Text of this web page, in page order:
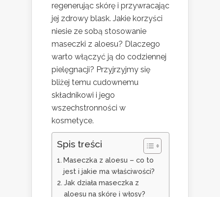
regenerując skórę i przywracając
jej zdrowy blask. Jakie korzyści
niesie ze sobą stosowanie
maseczki z aloesu? Dlaczego
warto włączyć ją do codziennej
pielęgnacji? Przyjrzyjmy się
bliżej temu cudownemu
składnikowi i jego
wszechstronności w
kosmetyce.
Spis treści
Maseczka z aloesu – co to
jest i jakie ma właściwości?
Jak działa maseczka z
aloesu na skórę i włosy?